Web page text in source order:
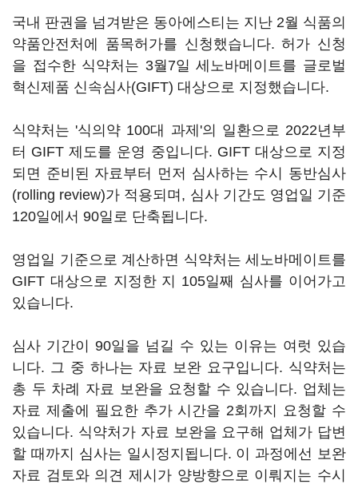
국내 판권을 넘겨받은 동아에스티는 지난 2월 식품의
약품안전처에 품목허가를 신청했습니다. 허가 신청
을 접수한 식약처는 3월7일 세노바메이트를 글로벌
혁신제품 신속심사(GIFT) 대상으로 지정했습니다.
식약처는 '식의약 100대 과제'의 일환으로 2022년부
터 GIFT 제도를 운영 중입니다. GIFT 대상으로 지정
되면 준비된 자료부터 먼저 심사하는 수시 동반심사
(rolling review)가 적용되며, 심사 기간도 영업일 기준
120일에서 90일로 단축됩니다.
영업일 기준으로 계산하면 식약처는 세노바메이트를
GIFT 대상으로 지정한 지 105일째 심사를 이어가고
있습니다.
심사 기간이 90일을 넘길 수 있는 이유는 여럿 있습
니다. 그 중 하나는 자료 보완 요구입니다. 식약처는
총 두 차례 자료 보완을 요청할 수 있습니다. 업체는
자료 제출에 필요한 추가 시간을 2회까지 요청할 수
있습니다. 식약처가 자료 보완을 요구해 업체가 답변
할 때까지 심사는 일시정지됩니다. 이 과정에선 보완
자료 검토와 의견 제시가 양방향으로 이뤄지는 수시